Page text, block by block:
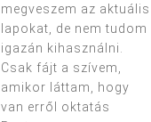
megveszem az aktuális
lapokat, de nem tudom
igazán kihasználni.
Csak fájt a szívem,
amikor láttam, hogy
van erről oktatás